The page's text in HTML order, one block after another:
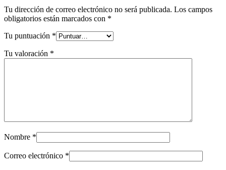
Tu dirección de correo electrónico no será publicada. Los campos
obligatorios están marcados con *
Tu puntuación *
Tu valoración *
Nombre *
Correo electrónico *